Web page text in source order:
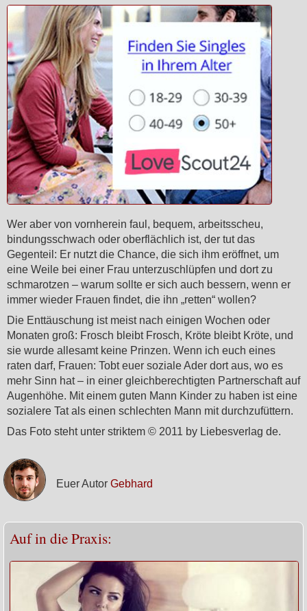
Wer aber von vornherein faul, bequem, arbeitsscheu,
bindungsschwach oder oberflächlich ist, der tut das
Gegenteil: Er nutzt die Chance, die sich ihm eröffnet, um
eine Weile bei einer Frau unterzuschlüpfen und dort zu
schmarotzen – warum sollte er sich auch bessern, wenn er
immer wieder Frauen findet, die ihn „retten“ wollen?
Die Enttäuschung ist meist nach einigen Wochen oder
Monaten groß: Frosch bleibt Frosch, Kröte bleibt Kröte, und
sie wurde allesamt keine Prinzen. Wenn ich euch eines
raten darf, Frauen: Tobt euer soziale Ader dort aus, wo es
mehr Sinn hat – in einer gleichberechtigten Partnerschaft auf
Augenhöhe. Mit einem guten Mann Kinder zu haben ist eine
sozialere Tat als einen schlechten Mann mit durchzufüttern.
Das Foto steht unter striktem © 2011 by Liebesverlag de.
Euer Autor Gebhard
Auf in die Praxis: